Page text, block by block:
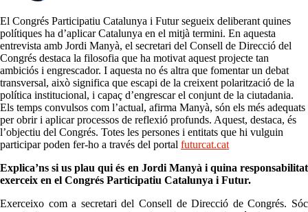
El Congrés Participatiu Catalunya i Futur segueix deliberant quines
polítiques ha d’aplicar Catalunya en el mitjà termini. En aquesta
entrevista amb Jordi Manyà, el secretari del Consell de Direcció del
Congrés destaca la filosofia que ha motivat aquest projecte tan
ambiciós i engrescador. I aquesta no és altra que fomentar un debat
transversal, això significa que escapi de la creixent polarització de la
política institucional, i capaç d’engrescar el conjunt de la ciutadania.
Els temps convulsos com l’actual, afirma Manyà, són els més adequats
per obrir i aplicar processos de reflexió profunds. Aquest, destaca, és
l’objectiu del Congrés. Totes les persones i entitats que hi vulguin
participar poden fer-ho a través del portal futurcat.cat
Explica’ns si us plau qui és en Jordi Manyà i quina responsabilitat
exerceix en el Congrés Participatiu Catalunya i Futur.
Exerceixo com a secretari del Consell de Direcció de Congrés. Sóc